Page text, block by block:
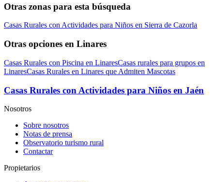
Otras zonas para esta búsqueda
Casas Rurales con Actividades para Niños en Sierra de Cazorla
Otras opciones en Linares
Casas Rurales con Piscina en LinaresCasas rurales para grupos en
LinaresCasas Rurales en Linares que Admiten Mascotas
Casas Rurales con Actividades para Niños en Jaén
Nosotros
Sobre nosotros
Notas de prensa
Observatorio turismo rural
Contactar
Propietarios